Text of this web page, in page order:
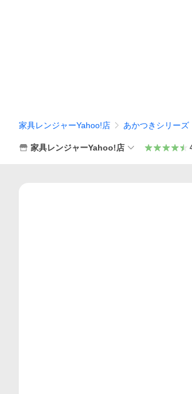
家具レンジャーYahoo!店 あかつきシリーズ
家具レンジャーYahoo!店